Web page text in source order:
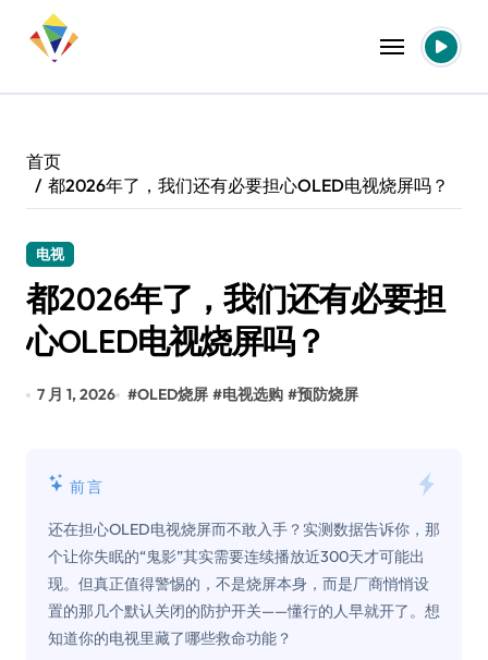
首页
都2026年了，我们还有必要担心OLED电视烧屏吗？
电视
都2026年了，我们还有必要担
心OLED电视烧屏吗？
7 月 1, 2026 #OLED烧屏 #电视选购 #预防烧屏
前言
还在担心OLED电视烧屏而不敢入手？实测数据告诉你，那
个让你失眠的“鬼影”其实需要连续播放近300天才可能出
现。但真正值得警惕的，不是烧屏本身，而是厂商悄悄设
置的那几个默认关闭的防护开关——懂行的人早就开了。想
知道你的电视里藏了哪些救命功能？